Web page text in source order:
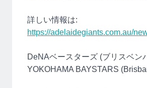
詳しい情報は:
https://adelaidegiants.com.au/
DeNAベースターズ (ブリスベン
YOKOHAMA BAYSTARS